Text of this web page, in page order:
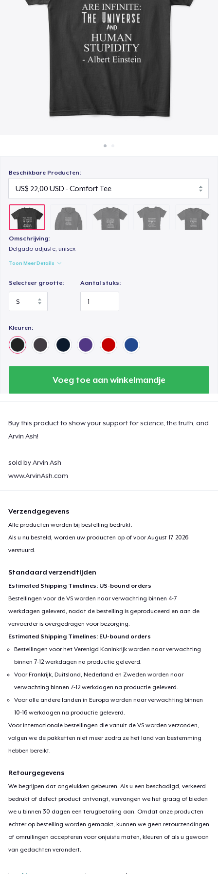
Verkoop overal
Verkoop alles
Beschikbare Producten:
Omschrijving:
Delgado adjuste, unisex
Toon Meer Details
Selecteer grootte: Aantal stuks:
Kleuren:
Voeg toe aan winkelmandje
Buy this product to show your support for science, the truth, and
Arvin Ash!
sold by Arvin Ash
www.ArvinAsh.com
Verzendgegevens
Alle producten worden bij bestelling bedrukt.
Als u nu besteld, worden uw producten op of voorAugust 17, 2026
verstuurd.
Standaard verzendtijden
Estimated Shipping Timelines: US-bound orders
Bestellingen voor de VS worden naar verwachting binnen 4-7
werkdagen geleverd, nadat de bestelling is geproduceerd en aan de
vervoerder is overgedragen voor bezorging.
Estimated Shipping Timelines: EU-bound orders
Bestellingen voor het Verenigd Koninkrijk worden naar verwachting
binnen 7-12 werkdagen na productie geleverd.
Voor Frankrijk, Duitsland, Nederland en Zweden worden naar
verwachting binnen 7-12 werkdagen na productie geleverd.
Voor alle andere landen in Europa worden naar verwachting binnen
10-16 werkdagen na productie geleverd.
Voor internationale bestellingen die vanuit de VS worden verzonden,
volgen we de pakketten niet meer zodra ze het land van bestemming
hebben bereikt.
Retourgegevens
We begrijpen dat ongelukken gebeuren. Als u een beschadigd, verkeerd
bedrukt of defect product ontvangt, vervangen we het graag of bieden
we u binnen 30 dagen een terugbetaling aan. Omdat onze producten
echter op bestelling worden gemaakt, kunnen we geen retourzendingen
of omruilingen accepteren voor onjuiste maten, kleuren of als u gewoon
van gedachten verandert.
Triblend Tee
US$ 25,99
Women's Comfort Tee
US$ 23,99